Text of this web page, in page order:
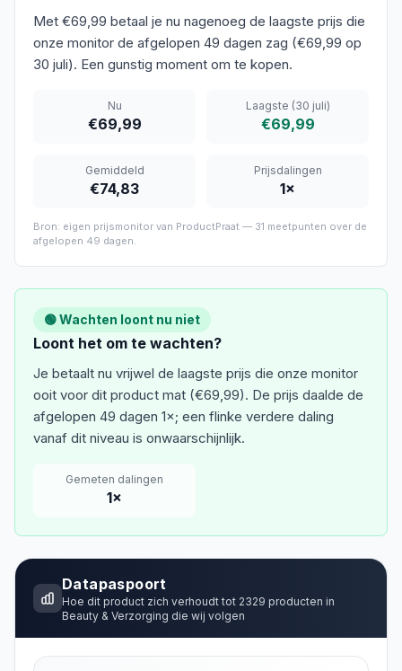
Met €69,99 betaal je nu nagenoeg de laagste prijs die
onze monitor de afgelopen 49 dagen zag (€69,99 op
30 juli). Een gunstig moment om te kopen.
Nu
€69,99
Laagste (30 juli)
€69,99
Gemiddeld
€74,83
Prijsdalingen
1×
Bron: eigen prijsmonitor van ProductPraat — 31 meetpunten over de
afgelopen 49 dagen.
🟢 Wachten loont nu niet
Loont het om te wachten?
Je betaalt nu vrijwel de laagste prijs die onze monitor
ooit voor dit product mat (€69,99). De prijs daalde de
afgelopen 49 dagen 1×; een flinke verdere daling
vanaf dit niveau is onwaarschijnlijk.
Gemeten dalingen
1×
Datapaspoort
Hoe dit product zich verhoudt tot 2329 producten in
Beauty & Verzorging die wij volgen